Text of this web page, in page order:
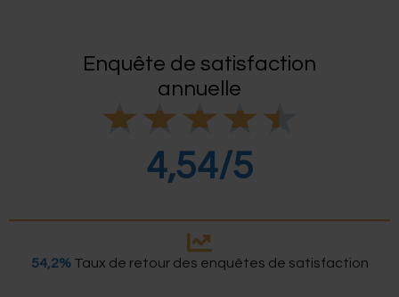
r
5
Enquête de satisfaction
annuelle
★★★★★
5
s
u
r
4,54/5
54,2%Taux de retour des enquêtes de satisfaction